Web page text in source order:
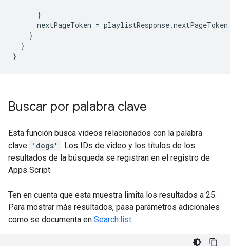
}
nextPageToken = playlistResponse.nextPageToken
}
}
}
Buscar por palabra clave
Esta función busca videos relacionados con la palabra
clave 'dogs' . Los IDs de video y los títulos de los
resultados de la búsqueda se registran en el registro de
Apps Script.
Ten en cuenta que esta muestra limita los resultados a 25.
Para mostrar más resultados, pasa parámetros adicionales
como se documenta en Search:list.